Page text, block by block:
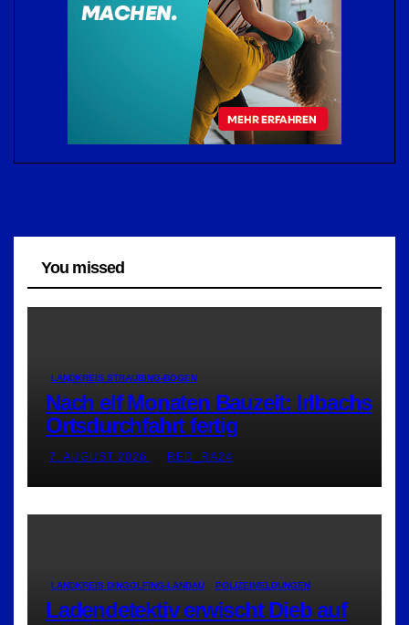
You missed
LANDKREIS STRAUBING-BOGEN
Nach elf Monaten Bauzeit: Irlbachs
Ortsdurchfahrt fertig
7. AUGUST 2026 RED_RA24
LANDKREIS DINGOLFING-LANDAU POLIZEIMELDUNGEN
Ladendetektiv erwischt Dieb auf